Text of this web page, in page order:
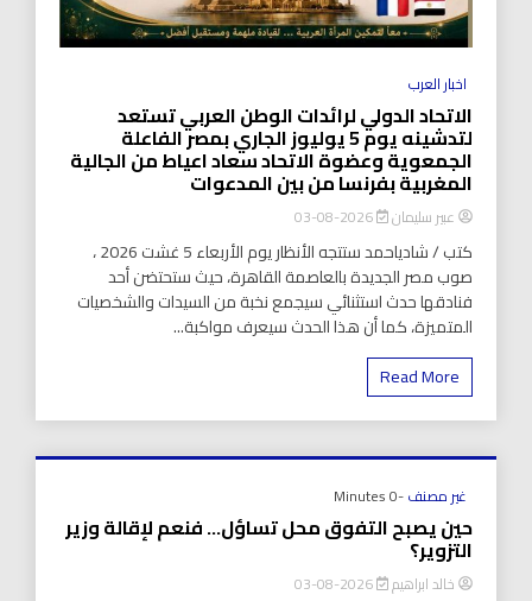
اخبار العرب
الاتحاد الدولي لرائدات الوطن العربي تستعد
لتدشينه يوم 5 يوليوز الجاري بمصر الفاعلة
الجمعوية وعضوة الاتحاد سعاد اعياط من الجالية
المغربية بفرنسا من بين المدعوات
عبير سليمان 2026-08-03
كتب / شادياحمد ستتجه الأنظار يوم الأربعاء 5 غشت 2026 ،
صوب مصر الجديدة بالعاصمة القاهرة، حيث ستحتضن أحد
فنادقها حدث استثنائي سيجمع نخبة من السيدات والشخصيات
المتميزة، كما أن هذا الحدث سيعرف مواكبة...
Read More
غير مصنف-0 Minutes
حين يصبح التفوق محل تساؤل… فنعم لإقالة وزير
التزوير؟
خالد ابراهيم 2026-08-03